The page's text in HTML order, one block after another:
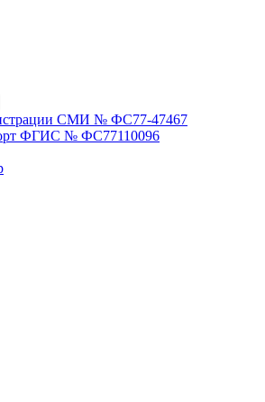
СМИ № ФС77-47467
ФГИС № ФС77110096